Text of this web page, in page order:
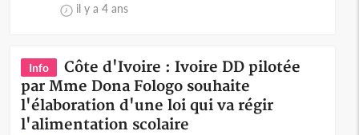
il y a 4 ans
Info
Côte d'Ivoire : Ivoire DD pilotée
par Mme Dona Fologo souhaite
l'élaboration d'une loi qui va régir
l'alimentation scolaire